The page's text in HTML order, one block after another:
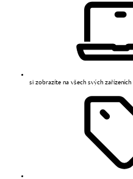
si zobrazíte na všech svých zařízeních